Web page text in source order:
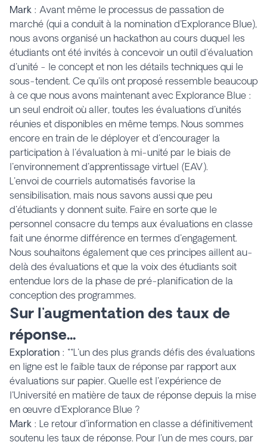
Mark : Avant même le processus de passation de
marché (qui a conduit à la nomination d'Explorance Blue),
nous avons organisé un hackathon au cours duquel les
étudiants ont été invités à concevoir un outil d'évaluation
d'unité - le concept et non les détails techniques qui le
sous-tendent. Ce qu'ils ont proposé ressemble beaucoup
à ce que nous avons maintenant avec Explorance Blue :
un seul endroit où aller, toutes les évaluations d'unités
réunies et disponibles en même temps. Nous sommes
encore en train de le déployer et d'encourager la
participation à l'évaluation à mi-unité par le biais de
l'environnement d'apprentissage virtuel (EAV).
L'envoi de courriels automatisés favorise la
sensibilisation, mais nous savons aussi que peu
d'étudiants y donnent suite. Faire en sorte que le
personnel consacre du temps aux évaluations en classe
fait une énorme différence en termes d'engagement.
Nous souhaitons également que ces principes aillent au-
delà des évaluations et que la voix des étudiants soit
entendue lors de la phase de pré-planification de la
conception des programmes.
Sur l'augmentation des taux de
réponse...
Exploration : **L'un des plus grands défis des évaluations
en ligne est le faible taux de réponse par rapport aux
évaluations sur papier. Quelle est l'expérience de
l'Université en matière de taux de réponse depuis la mise
en œuvre d'Explorance Blue ?
Mark : Le retour d'information en classe a définitivement
soutenu les taux de réponse. Pour l'un de mes cours, par